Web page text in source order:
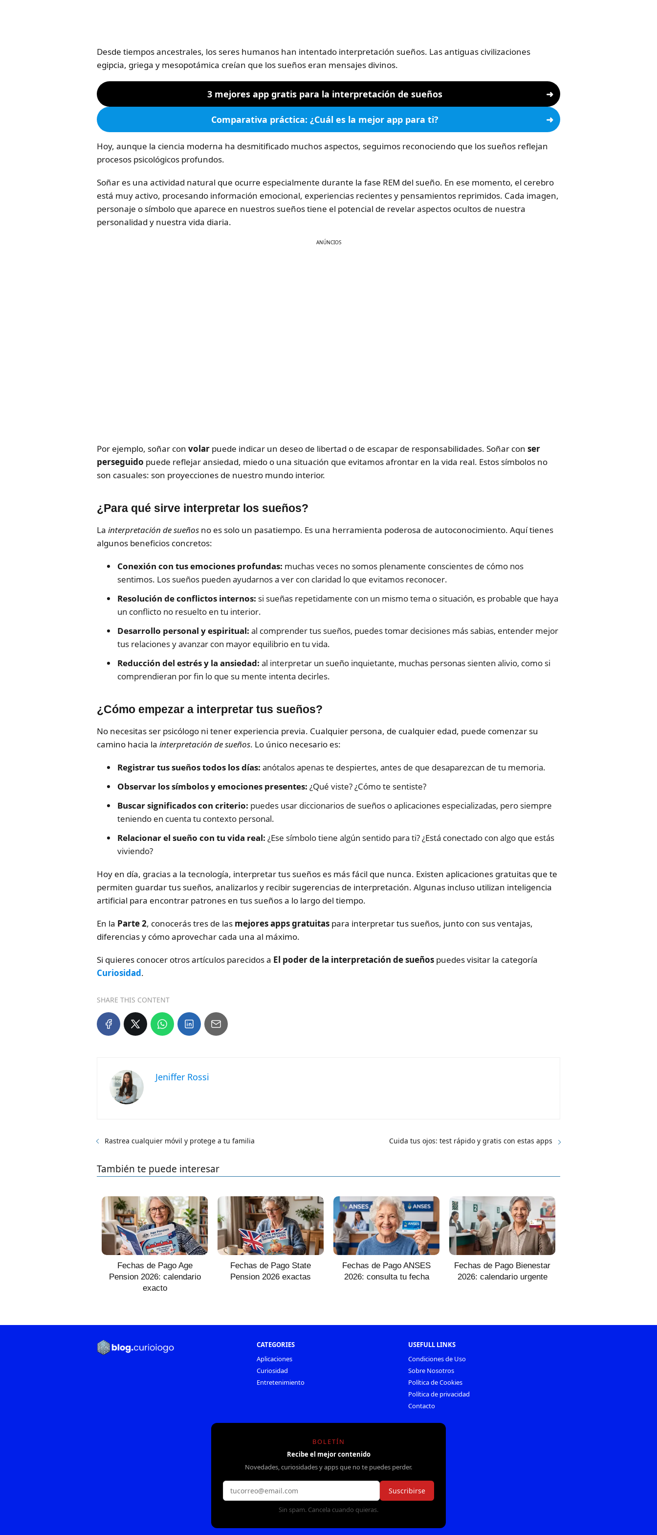
Desde tiempos ancestrales, los seres humanos han intentado interpretación sueños. Las antiguas civilizaciones
egipcia, griega y mesopotámica creían que los sueños eran mensajes divinos.
3 mejores app gratis para la interpretación de sueños
Comparativa práctica: ¿Cuál es la mejor app para ti?
Hoy, aunque la ciencia moderna ha desmitificado muchos aspectos, seguimos reconociendo que los sueños reflejan
procesos psicológicos profundos.
Soñar es una actividad natural que ocurre especialmente durante la fase REM del sueño. En ese momento, el cerebro
está muy activo, procesando información emocional, experiencias recientes y pensamientos reprimidos. Cada imagen,
personaje o símbolo que aparece en nuestros sueños tiene el potencial de revelar aspectos ocultos de nuestra
personalidad y nuestra vida diaria.
ANÚNCIOS
Por ejemplo, soñar con volar puede indicar un deseo de libertad o de escapar de responsabilidades. Soñar con ser
perseguido puede reflejar ansiedad, miedo o una situación que evitamos afrontar en la vida real. Estos símbolos no
son casuales: son proyecciones de nuestro mundo interior.
¿Para qué sirve interpretar los sueños?
La interpretación de sueños no es solo un pasatiempo. Es una herramienta poderosa de autoconocimiento. Aquí tienes
algunos beneficios concretos:
Conexión con tus emociones profundas: muchas veces no somos plenamente conscientes de cómo nos
sentimos. Los sueños pueden ayudarnos a ver con claridad lo que evitamos reconocer.
Resolución de conflictos internos: si sueñas repetidamente con un mismo tema o situación, es probable que haya
un conflicto no resuelto en tu interior.
Desarrollo personal y espiritual: al comprender tus sueños, puedes tomar decisiones más sabias, entender mejor
tus relaciones y avanzar con mayor equilibrio en tu vida.
Reducción del estrés y la ansiedad: al interpretar un sueño inquietante, muchas personas sienten alivio, como si
comprendieran por fin lo que su mente intenta decirles.
¿Cómo empezar a interpretar tus sueños?
No necesitas ser psicólogo ni tener experiencia previa. Cualquier persona, de cualquier edad, puede comenzar su
camino hacia la interpretación de sueños. Lo único necesario es:
Registrar tus sueños todos los días: anótalos apenas te despiertes, antes de que desaparezcan de tu memoria.
Observar los símbolos y emociones presentes: ¿Qué viste? ¿Cómo te sentiste?
Buscar significados con criterio: puedes usar diccionarios de sueños o aplicaciones especializadas, pero siempre
teniendo en cuenta tu contexto personal.
Relacionar el sueño con tu vida real: ¿Ese símbolo tiene algún sentido para ti? ¿Está conectado con algo que estás
viviendo?
Hoy en día, gracias a la tecnología, interpretar tus sueños es más fácil que nunca. Existen aplicaciones gratuitas que te
permiten guardar tus sueños, analizarlos y recibir sugerencias de interpretación. Algunas incluso utilizan inteligencia
artificial para encontrar patrones en tus sueños a lo largo del tiempo.
En la Parte 2, conocerás tres de las mejores apps gratuitas para interpretar tus sueños, junto con sus ventajas,
diferencias y cómo aprovechar cada una al máximo.
Si quieres conocer otros artículos parecidos a El poder de la interpretación de sueños puedes visitar la categoría
Curiosidad.
SHARE THIS CONTENT
Jeniffer Rossi
Rastrea cualquier móvil y protege a tu familia Cuida tus ojos: test rápido y gratis con estas apps
También te puede interesar
Fechas de Pago Age
Pension 2026: calendario
exacto
Fechas de Pago State
Pension 2026 exactas
Fechas de Pago ANSES
2026: consulta tu fecha
Fechas de Pago Bienestar
2026: calendario urgente
CATEGORIES
Aplicaciones
Curiosidad
Entretenimiento
USEFULL LINKS
Condiciones de Uso
Sobre Nosotros
Política de Cookies
Política de privacidad
Contacto
BOLETÍN
Recibe el mejor contenido
Novedades, curiosidades y apps que no te puedes perder.
Suscribirse
Sin spam. Cancela cuando quieras.